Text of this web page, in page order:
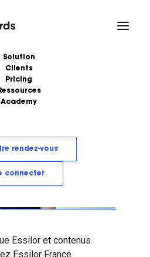
Solution
Clients
Pricing
Academy
rendez-vous
connecter
Essilor et contenus
Essilor France